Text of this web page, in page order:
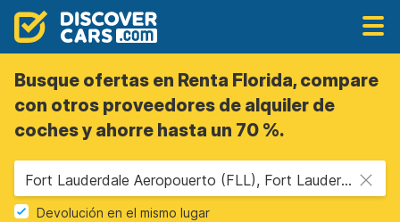
Busque ofertas en Renta Florida, compare
con otros proveedores de alquiler de
coches y ahorre hasta un 70 %.
Fort Lauderdale Aeropouerto (FLL), Fort Lauderdale, Estados Unidos - Florida
Devolución en el mismo lugar